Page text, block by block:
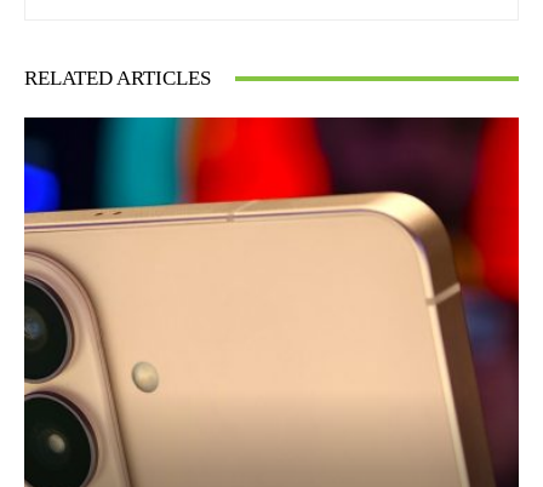
RELATED ARTICLES